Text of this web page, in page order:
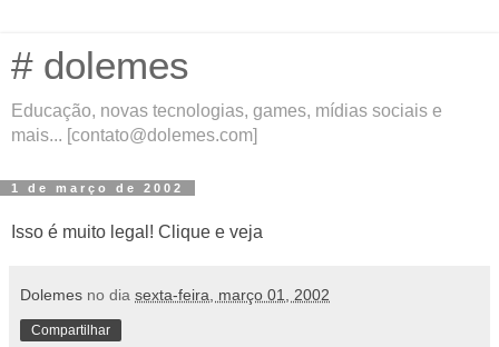
# dolemes
Educação, novas tecnologias, games, mídias sociais e
mais... [contato@dolemes.com]
1 de março de 2002
Isso é muito legal! Clique e veja
Dolemes no dia sexta-feira, março 01, 2002
Compartilhar